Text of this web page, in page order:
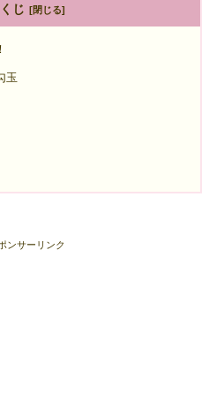
じ
玉
ンサーリンク